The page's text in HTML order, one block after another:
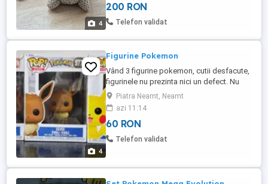
4
200 RON
Telefon validat
4
Figurine Pokemon
Vând 3 figurine pokemon, cutii desfacute,
figurinele nu prezinta nici un defect. Nu
trimit prin curier.
Piatra Neamt, Neamt
azi 11:14
60 RON
Telefon validat